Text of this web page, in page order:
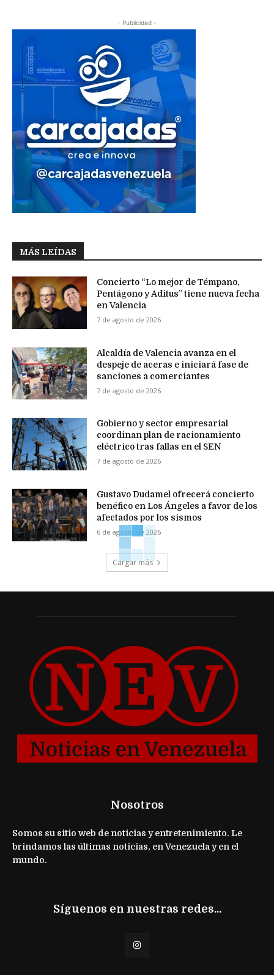
- Publicidad -
MÁS LEÍDAS
Concierto “Lo mejor de Témpano,
Pentágono y Aditus” tiene nueva fecha
en Valencia
7 de agosto de 2026
Alcaldía de Valencia avanza en el
despeje de aceras e iniciará fase de
sanciones a comerciantes
7 de agosto de 2026
Gobierno y sector empresarial
coordinan plan de racionamiento
eléctrico tras fallas en el SEN
7 de agosto de 2026
Gustavo Dudamel ofrecerá concierto
benéfico en Los Ángeles a favor de los
afectados por los sismos
6 de agosto de 2026
Cargar más
Nosotros
Somos su sitio web de noticias y entretenimiento. Le
brindamos las últimas noticias, en Venezuela y en el
mundo.
Síguenos en nuestras redes...